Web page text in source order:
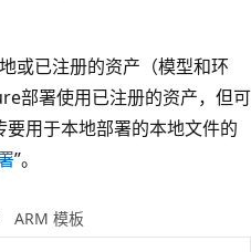
或已注册的资产（模型和环
部署使用已注册的资产，但可
用于本地部署的本地文件的
”。
ARM 模板